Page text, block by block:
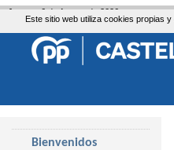
Este sitio web utiliza cookies propias
Bienvenidos
Jueves, 6 de Agosto de 2026